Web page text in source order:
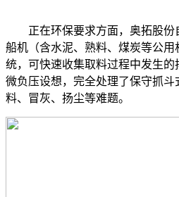
正在环保要求方面，奥拓股份
船机（含水泥、熟料、煤炭等公
统，可快速收集取料过程中发生
微负压设想，完全处理了保守抓
料、冒灰、扬尘等难题。